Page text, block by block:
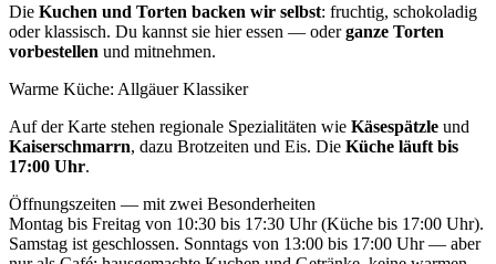
Die Kuchen und Torten backen wir selbst: fruchtig, schokoladig
oder klassisch. Du kannst sie hier essen — oderganze Torten
vorbestellen und mitnehmen.
Warme Küche: Allgäuer Klassiker
Auf der Karte stehen regionale Spezialitäten wie Käsespätzle und
Kaiserschmarrn, dazu Brotzeiten und Eis. Die Küche läuft bis
17:00 Uhr.
Öffnungszeiten — mit zwei Besonderheiten
Montag bis Freitag von 10:30 bis 17:30 Uhr (Küche bis 17:00 Uhr).
Samstag ist geschlossen. Sonntags von 13:00 bis 17:00 Uhr — aber